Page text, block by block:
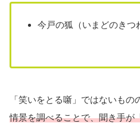
今戸の狐（いまどのきつ
「笑いをとる噺」ではないもの
情景を調べることで、聞き手が